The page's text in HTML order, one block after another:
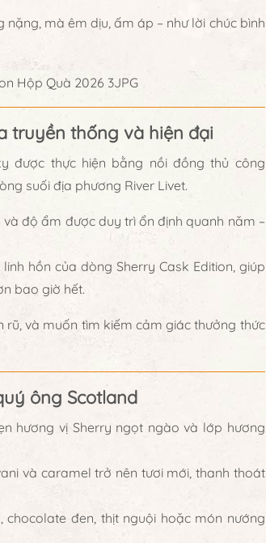
mà êm dịu, ấm áp – như lời chúc bình
truyền thống và hiện đại
được thực hiện bằng nồi đồng thủ công
suối địa phương River Livet.
và độ ẩm được duy trì ổn định quanh năm –
linh hồn của dòng Sherry Cask Edition, giúp
bao giờ hết.
và muốn tìm kiếm cảm giác thưởng thức
ông Scotland
hương vị Sherry ngọt ngào và lớp hương
và caramel trở nên tươi mới, thanh thoát
chocolate đen, thịt nguội hoặc món nướng